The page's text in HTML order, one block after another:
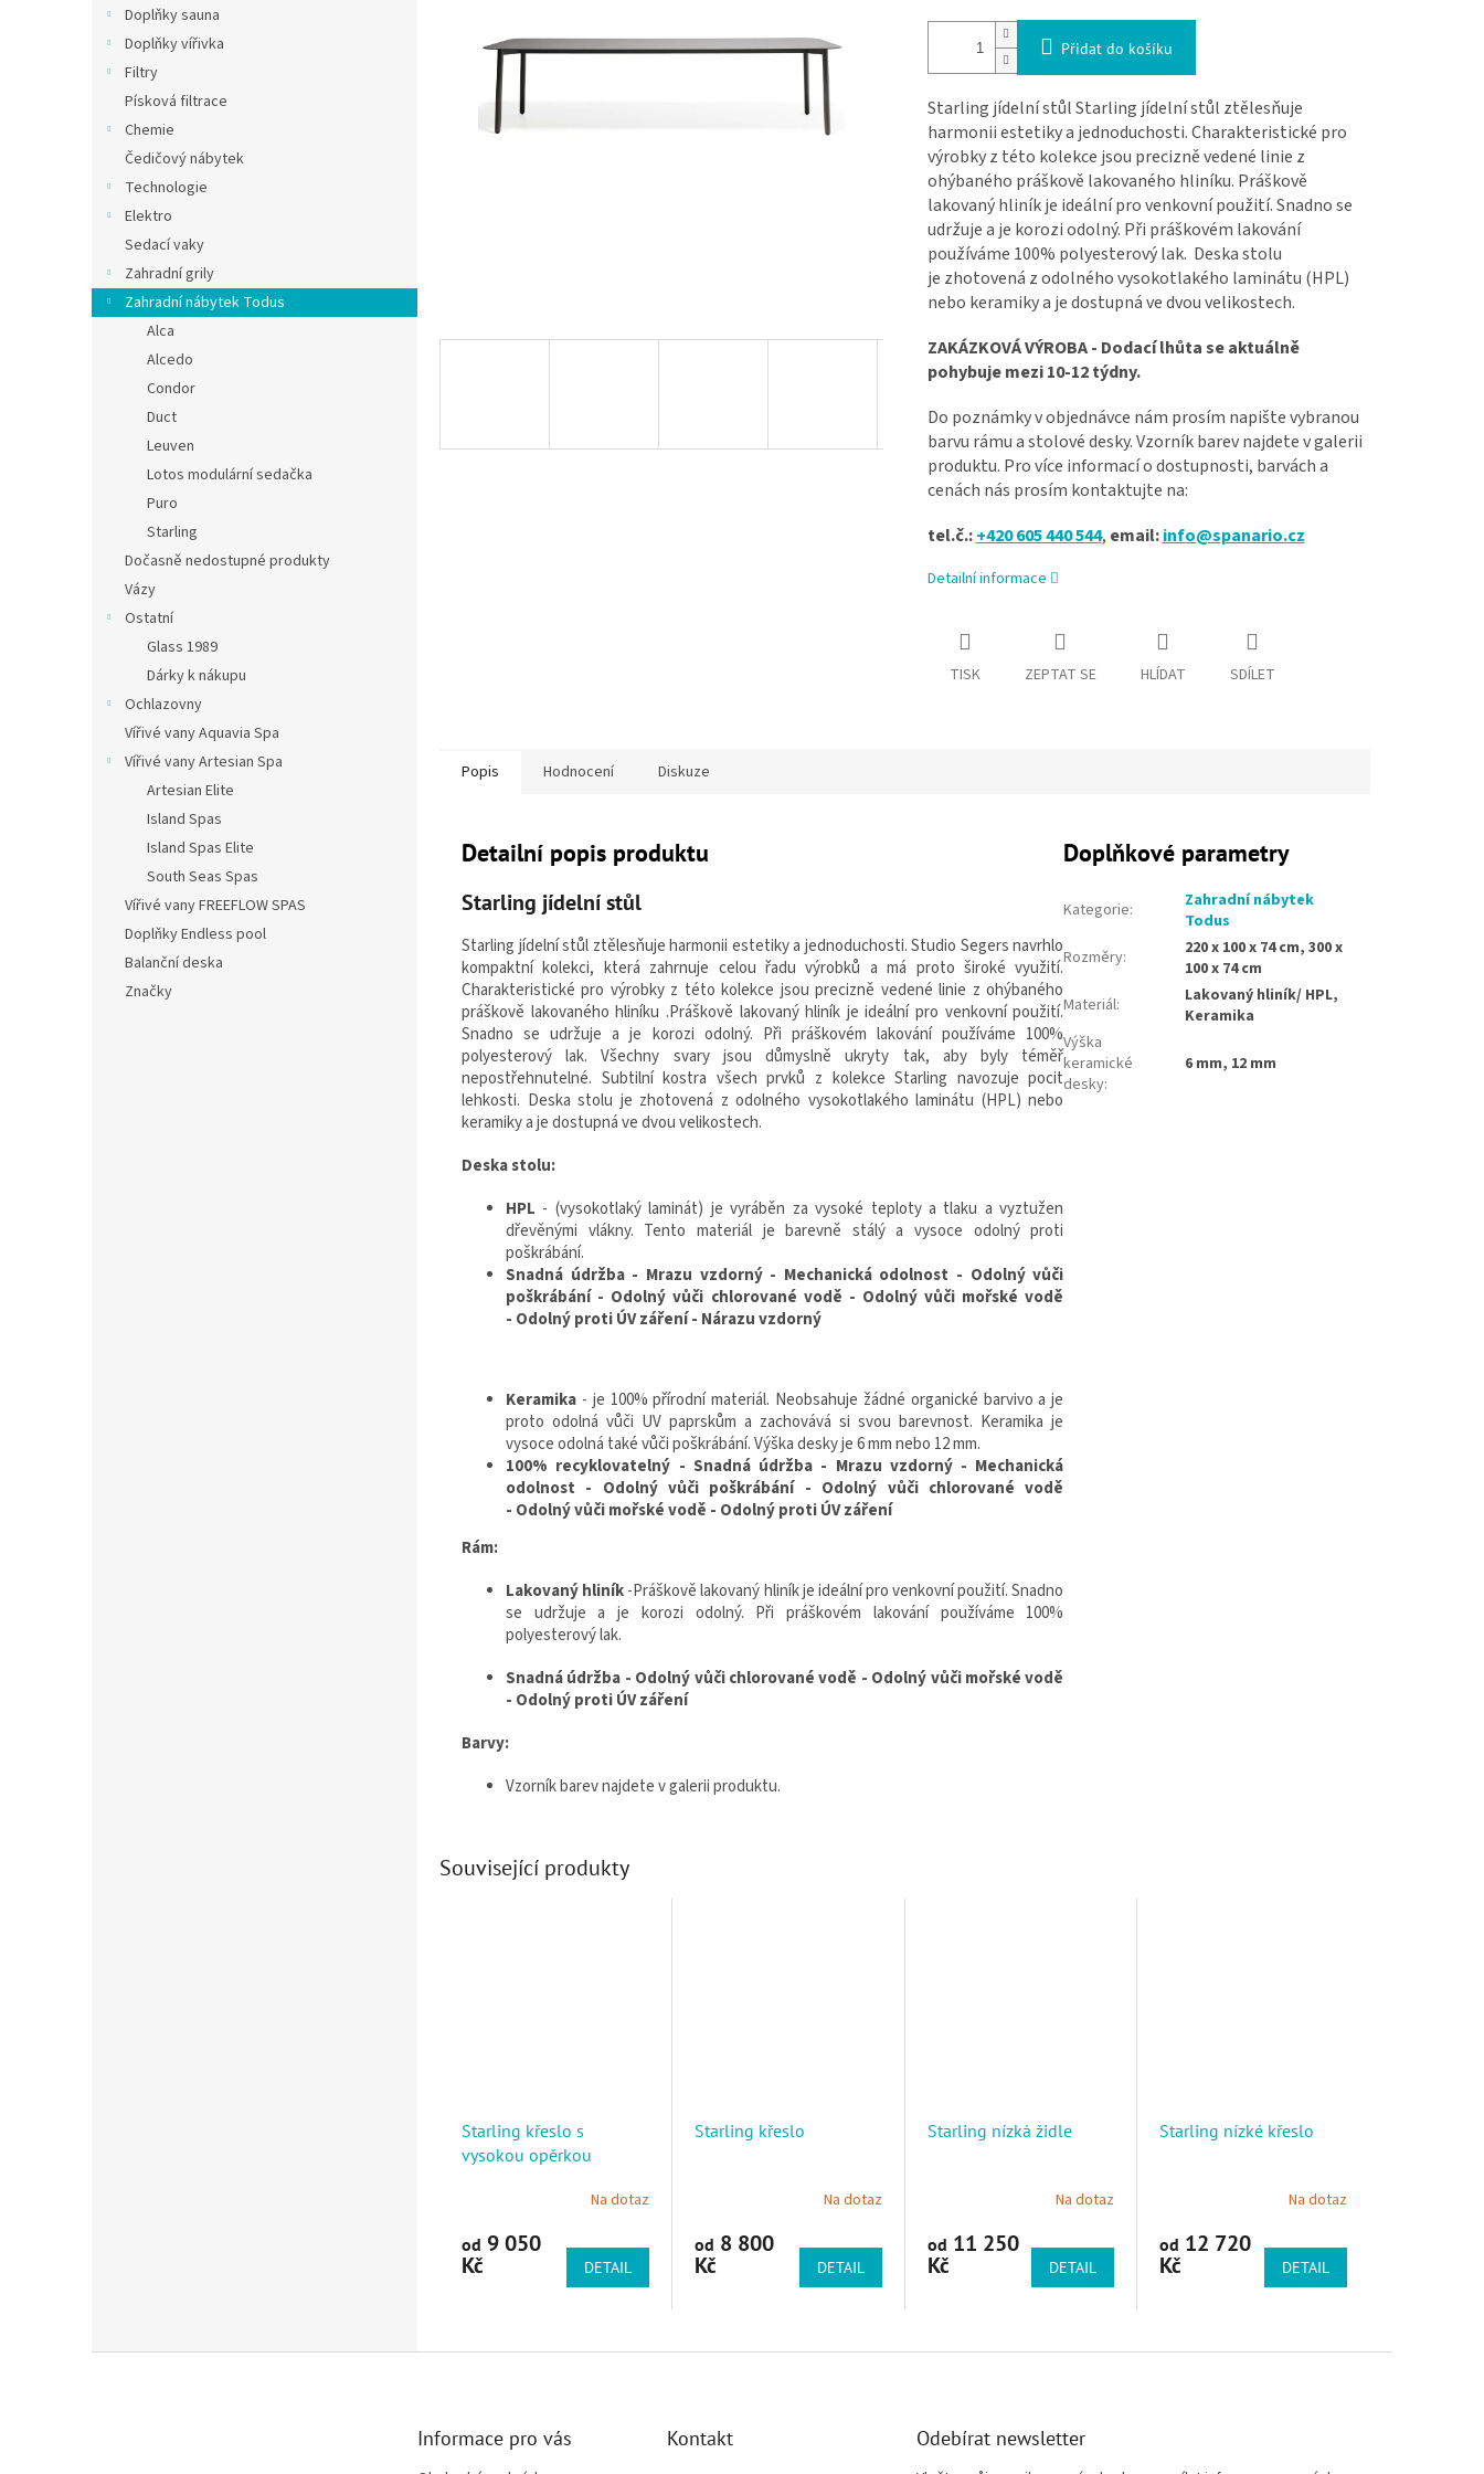
Doplňky sauna
Doplňky vířivka
Filtry
Písková filtrace
Chemie
Čedičový nábytek
Technologie
Elektro
Sedací vaky
Zahradní grily
Zahradní nábytek Todus
Alca
Alcedo
Condor
Duct
Leuven
Lotos modulární sedačka
Puro
Starling
Dočasně nedostupné produkty
Vázy
Ostatní
Glass 1989
Dárky k nákupu
Ochlazovny
Vířivé vany Aquavia Spa
Vířivé vany Artesian Spa
Artesian Elite
Island Spas
Island Spas Elite
South Seas Spas
Vířivé vany FREEFLOW SPAS
Doplňky Endless pool
Balanční deska
Značky
Přidat do košíku
Starling jídelní stůlStarling jídelní stůl ztělesňuje
harmonii estetiky a jednoduchosti.Charakteristické pro
výrobky z této kolekce jsou precizně vedené linie z
ohýbaného práškově lakovaného hliníku. Práškově
lakovaný hliník je ideální pro venkovní použití. Snadno se
udržuje a je korozi odolný. Při práškovém lakování
používáme 100% polyesterový lak. Deska stolu
je zhotovená z odolného vysokotlakého laminátu (HPL)
nebo keramiky a je dostupná ve dvou velikostech.
ZAKÁZKOVÁ VÝROBA - Dodací lhůta se aktuálně
pohybuje mezi 10-12 týdny.
Do poznámky v objednávce nám prosím napište vybranou
barvu rámu a stolové desky. Vzorník barev najdete v galerii
produktu. Pro více informací o dostupnosti, barvách a
cenách nás prosím kontaktujte na:
tel.č.:+420 605 440 544, email:info@spanario.cz
Detailní informace
TISK ZEPTAT SE HLÍDAT SDÍLET
Popis Hodnocení Diskuze
Detailní popis produktu
Starling jídelní stůl
Starling jídelní stůl ztělesňuje harmonii estetiky a jednoduchosti. Studio Segers navrhlo
kompaktní kolekci, která zahrnuje celou řadu výrobků a má proto široké využití.
Charakteristické pro výrobky z této kolekce jsou precizně vedené linie z ohýbaného
práškově lakovaného hliníku .Práškově lakovaný hliník je ideální pro venkovní použití.
Snadno se udržuje a je korozi odolný. Při práškovém lakování používáme 100%
polyesterový lak.Všechny svary jsou důmyslně ukryty tak, aby byly téměř
nepostřehnutelné. Subtilní kostra všech prvků z kolekce Starling navozuje pocit
lehkosti. Deska stolu je zhotovená z odolného vysokotlakého laminátu (HPL) nebo
keramiky a je dostupná ve dvou velikostech.
Deska stolu:
HPL - (vysokotlaký laminát) je vyráběn za vysoké teploty a tlaku a vyztužen
dřevěnými vlákny. Tento materiál je barevně stálý a vysoce odolný proti
poškrábání.
Snadná údržba - Mrazu vzdorný - Mechanická odolnost - Odolný vůči
poškrábání - Odolný vůči chlorované vodě - Odolný vůči mořské vodě
- Odolný proti ÚV záření - Nárazu vzdorný
Keramika - je 100% přírodní materiál. Neobsahuje žádné organické barvivo a je
proto odolná vůči UV paprskům a zachovává si svou barevnost. Keramika je
vysoce odolná také vůči poškrábání. Výška desky je 6 mm nebo 12 mm.
100% recyklovatelný - Snadná údržba - Mrazu vzdorný - Mechanická
odolnost - Odolný vůči poškrábání - Odolný vůči chlorované vodě
- Odolný vůči mořské vodě - Odolný proti ÚV záření
Rám:
Lakovaný hliník-Práškově lakovaný hliník je ideální pro venkovní použití. Snadno
se udržuje a je korozi odolný. Při práškovém lakování používáme 100%
polyesterový lak.
Snadná údržba - Odolný vůči chlorované vodě - Odolný vůči mořské vodě
- Odolný proti ÚV záření
Barvy:
Vzorník barev najdete v galerii produktu.
Doplňkové parametry
Kategorie:
Zahradní nábytek
Todus
Rozměry:
220 x 100 x 74 cm, 300 x
100 x 74 cm
Materiál:
Lakovaný hliník/ HPL,
Keramika
Výška
keramické
desky:
6 mm, 12 mm
Související produkty
Starling křeslo s
vysokou opěrkou
Na dotaz
od 9 050
Kč DETAIL
Starling křeslo
Na dotaz
od 8 800
Kč DETAIL
Starling nízká židle
Na dotaz
od 11 250
Kč DETAIL
Starling nízké křeslo
Na dotaz
od 12 720
Kč DETAIL
Informace pro vás Kontakt Odebírat newsletter